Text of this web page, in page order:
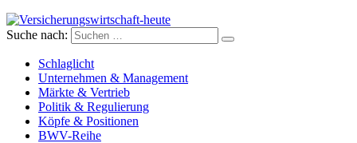
Versicherungswirtschaft-heute
Suche nach:
Schlaglicht
Unternehmen & Management
Märkte & Vertrieb
Politik & Regulierung
Köpfe & Positionen
BWV-Reihe